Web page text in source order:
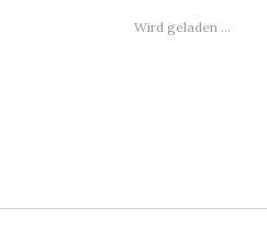
Wird geladen …